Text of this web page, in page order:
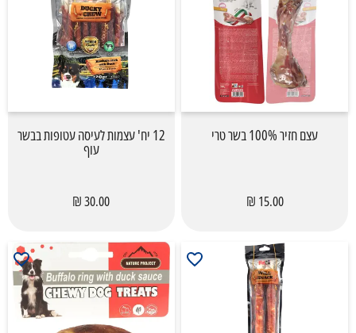
עצם חזיר 100% בשר טרי
15.00 ₪
12 יח' עצמות לעיסה עטופות בבשר
עוף
30.00 ₪